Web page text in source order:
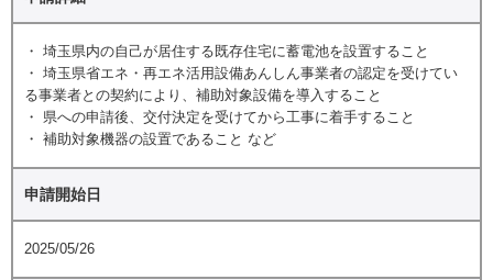
・ 埼玉県内の自己が居住する既存住宅に蓄電池を設置すること
・ 埼玉県省エネ・再エネ活用設備あんしん事業者の認定を受けてい
る事業者との契約により、補助対象設備を導入すること
・ 県への申請後、交付決定を受けてから工事に着手すること
・ 補助対象機器の設置であること など
申請開始日
2025/05/26